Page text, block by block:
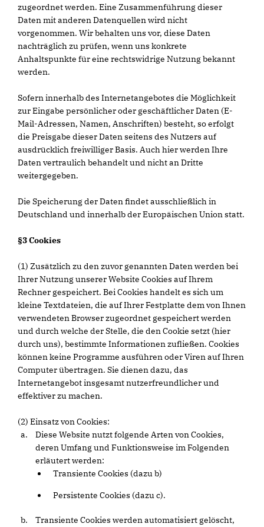
zugeordnet werden. Eine Zusammenführung dieser
Daten mit anderen Datenquellen wird nicht
vorgenommen. Wir behalten uns vor, diese Daten
nachträglich zu prüfen, wenn uns konkrete
Anhaltspunkte für eine rechtswidrige Nutzung bekannt
werden.
Sofern innerhalb des Internetangebotes die Möglichkeit
zur Eingabe persönlicher oder geschäftlicher Daten (E-
Mail-Adressen, Namen, Anschriften) besteht, so erfolgt
die Preisgabe dieser Daten seitens des Nutzers auf
ausdrücklich freiwilliger Basis. Auch hier werden Ihre
Daten vertraulich behandelt und nicht an Dritte
weitergegeben.
Die Speicherung der Daten findet ausschließlich in
Deutschland und innerhalb der Europäischen Union statt.
§3 Cookies
(1) Zusätzlich zu den zuvor genannten Daten werden bei
Ihrer Nutzung unserer Website Cookies auf Ihrem
Rechner gespeichert. Bei Cookies handelt es sich um
kleine Textdateien, die auf Ihrer Festplatte dem von Ihnen
verwendeten Browser zugeordnet gespeichert werden
und durch welche der Stelle, die den Cookie setzt (hier
durch uns), bestimmte Informationen zufließen. Cookies
können keine Programme ausführen oder Viren auf Ihren
Computer übertragen. Sie dienen dazu, das
Internetangebot insgesamt nutzerfreundlicher und
effektiver zu machen.
(2) Einsatz von Cookies:
Diese Website nutzt folgende Arten von Cookies,
deren Umfang und Funktionsweise im Folgenden
erläutert werden:
Transiente Cookies (dazu b)
Persistente Cookies (dazu c).
Transiente Cookies werden automatisiert gelöscht,